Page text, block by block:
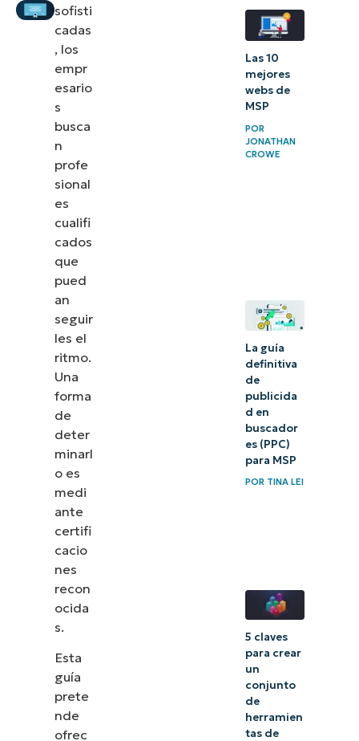
certificaciones
en TI
sofisti
cadas
, los
empr
esario
s
busca
n
profe
sional
es
cualifi
cados
que
pued
an
seguir
les el
ritmo.
Una
forma
de
deter
minarl
o es
medi
ante
certifi
cacio
nes
recon
ocida
s.
Esta
guía
prete
nde
ofrec
Las 10
mejores
webs de
MSP
POR
JONATHAN
CROWE
La guía
definitiva
de
publicida
d en
buscador
es (PPC)
para MSP
POR TINA LEI
5 claves
para crear
un
conjunto
de
herramien
tas de